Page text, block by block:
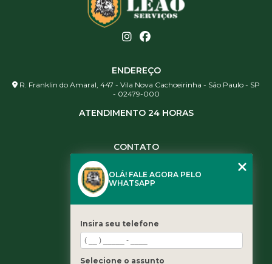
ENDEREÇO
R. Franklin do Amaral, 447 - Vila Nova Cachoeirinha - São Paulo - SP
- 02479-000
ATENDIMENTO 24 HORAS
CONTATO
(11) 3461-5871
contato@leaoservicos.com.br
Home
OLÁ! FALE AGORA PELO
WHATSAPP
Insira seu telefone
Selecione o assunto